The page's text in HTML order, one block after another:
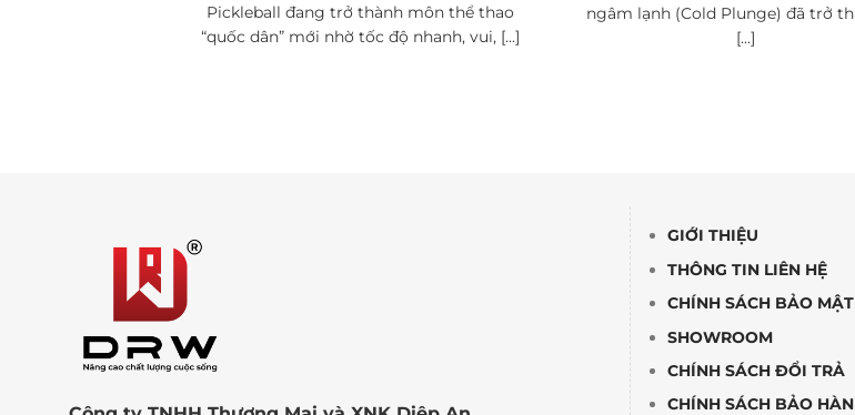
Pickleball đang trở thành môn thể thao
“quốc dân” mới nhờ tốc độ nhanh, vui, [...]
ngâm lạnh (Cold Plunge) đã trở
[...]
GIỚI THIỆU
THÔNG TIN LIÊN HỆ
CHÍNH SÁCH BẢO
SHOWROOM
CHÍNH SÁCH ĐỔI TRẢ
CHÍNH SÁCH BẢO